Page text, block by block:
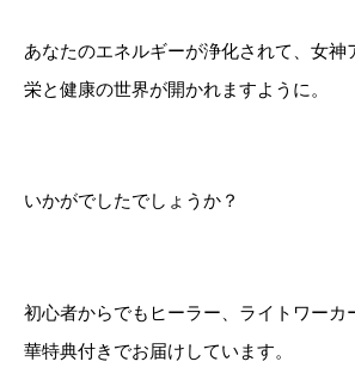
あなたのエネルギーが浄化されて、女神
栄と健康の世界が開かれますように。
いかがでしたでしょうか？
初心者からでもヒーラー、ライトワーカ
華特典付きでお届けしています。